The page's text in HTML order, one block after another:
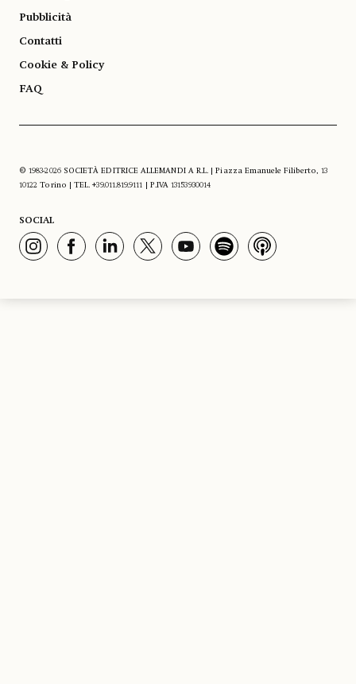
Pubblicità
Contatti
Cookie & Policy
FAQ
© 1983-2026 SOCIETÀ EDITRICE ALLEMANDI A R.L. | Piazza Emanuele Filiberto, 13
10122 Torino | TEL. +39.011.819.9111 | P.IVA 13153930014
SOCIAL